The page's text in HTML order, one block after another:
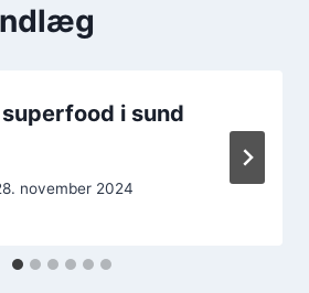
i sund
november 2024